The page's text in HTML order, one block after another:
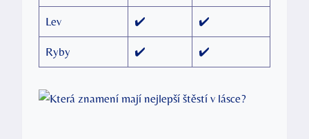
Lev ✔️ ✔️
Ryby ✔️ ✔️